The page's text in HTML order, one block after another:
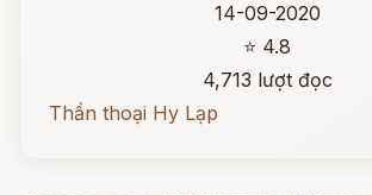
14-09-2020
⭐ 4.8
4,713 lượt đọc
Thần thoại Hy Lạp